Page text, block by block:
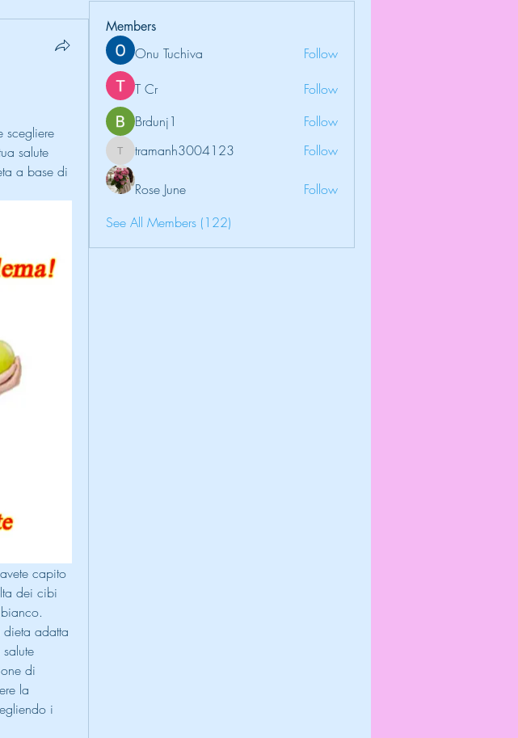
scegliere
salute
a base di
capito
dei cibi
adatta
di
la
i
Members
Onu Tuchiva
Follow
T Cr
Follow
Brdunj1
Follow
tramanh3004123
tramanh3004123 Follow
Rose June
Follow
See All Members (122)